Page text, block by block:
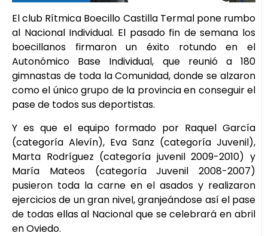
El club Rítmica Boecillo Castilla Termal pone rumbo
al Nacional Individual. El pasado fin de semana los
boecillanos firmaron un éxito rotundo en el
Autonómico Base Individual, que reunió a 180
gimnastas de toda la Comunidad, donde se alzaron
como el único grupo de la provincia en conseguir el
pase de todos sus deportistas.
Y es que el equipo formado por Raquel García
(categoría Alevín), Eva Sanz (categoría Juvenil),
Marta Rodríguez (categoría juvenil 2009-2010) y
María Mateos (categoría Juvenil 2008-2007)
pusieron toda la carne en el asados y realizaron
ejercicios de un gran nivel, granjeándose así el pase
de todas ellas al Nacional que se celebrará en abril
en Oviedo.